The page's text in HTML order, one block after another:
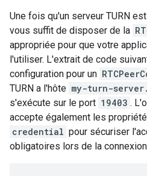
Une fois qu'un serveur TURN
vous suffit de disposer de la
appropriée pour que votre
l'utiliser. L'extrait de code
configuration pour un
TURN a l'hôte my-turn-
s'exécute sur le port 19403 .
accepte également les
credential pour sécuriser
obligatoires lors de la connexion